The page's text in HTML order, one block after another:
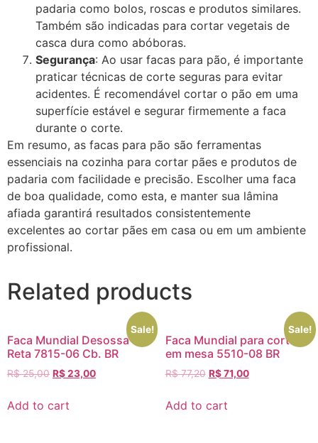
padaria como bolos, roscas e produtos similares.
Também são indicadas para cortar vegetais de
casca dura como abóboras.
Segurança: Ao usar facas para pão, é importante
praticar técnicas de corte seguras para evitar
acidentes. É recomendável cortar o pão em uma
superfície estável e segurar firmemente a faca
durante o corte.
Em resumo, as facas para pão são ferramentas
essenciais na cozinha para cortar pães e produtos de
padaria com facilidade e precisão. Escolher uma faca
de boa qualidade, como esta, e manter sua lâmina
afiada garantirá resultados consistentemente
excelentes ao cortar pães em casa ou em um ambiente
profissional.
Related products
Sale!
Faca Mundial Desossa
Reta 7815-06 Cb. BR
R$25,00 R$23,00
Add to cart
Sale!
Faca Mundial para corte
em mesa 5510-08 BR
R$77,20 R$71,00
Add to cart